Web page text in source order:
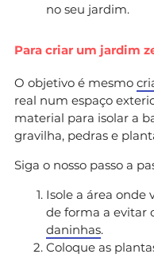
no seu jardim.
Para criar um jardim
O objetivo é mesmo
real num espaço
material para isolar a
gravilha, pedras e
Siga o nosso passo a
Isole a área onde
de forma a evitar
daninhas.
Coloque as